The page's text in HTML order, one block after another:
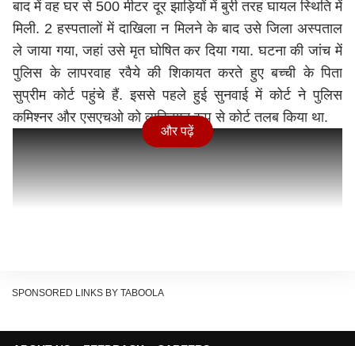
बाद में वह घर से 500 मीटर दूर झाड़ियों में बुरी तरह घायल स्थिति में
मिली. 2 हस्पतालों में दाखिला न मिलने के बाद उसे जिला अस्पताल
ले जाया गया, जहां उसे मृत घोषित कर दिया गया. घटना की जांच में
पुलिस के लापरवाह रवैये की शिकायत करते हुए बच्ची के पिता
सुप्रीम कोर्ट पहुंचे हैं. इससे पहले हुई सुनवाई में कोर्ट ने पुलिस
कमिश्नर और एसएचओ को व्यक्तिगत रूप से कोर्ट तलब किया था.
और पढ़ें
SPONSORED LINKS BY TABOOLA